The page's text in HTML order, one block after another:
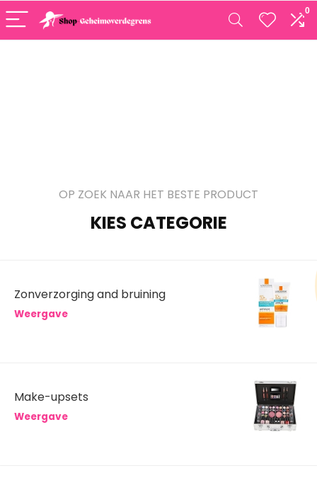
0
OP ZOEK NAAR HET BESTE PRODUCT
KIES CATEGORIE
Zonverzorging and bruining
Weergave
Make-upsets
Weergave